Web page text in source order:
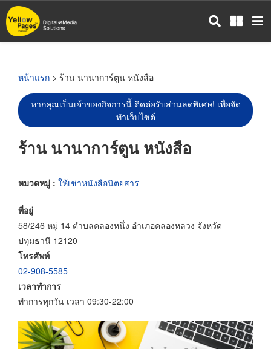
ข้าม
ไป
หน้าแรก > ร้าน นานาการ์ตูน หนังสือ
หากคุณเป็นเจ้าของกิจการนี้ ติดต่อรับส่วนลดพิเศษ! เพื่อจัด
ทำเว็บไซต์
ร้าน นานาการ์ตูน หนังสือ
หมวดหมู่ : ให้เช่าหนังสือนิตยสาร
ที่อยู่
58/246 หมู่ 14 ตำบลคลองหนึ่ง อำเภอคลองหลวง จังหวัด
ปทุมธานี 12120
โทรศัพท์
02-908-5585
เวลาทำการ
ทำการทุกวัน เวลา 09:30-22:00